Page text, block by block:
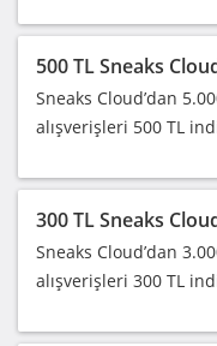
500 TL Sneaks
Sneaks Cloud’dan
alışverişleri 500 TL
300 TL Sneaks
Sneaks Cloud’dan
alışverişleri 300 TL